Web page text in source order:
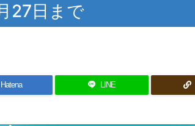
27日まで
Hatena LINE